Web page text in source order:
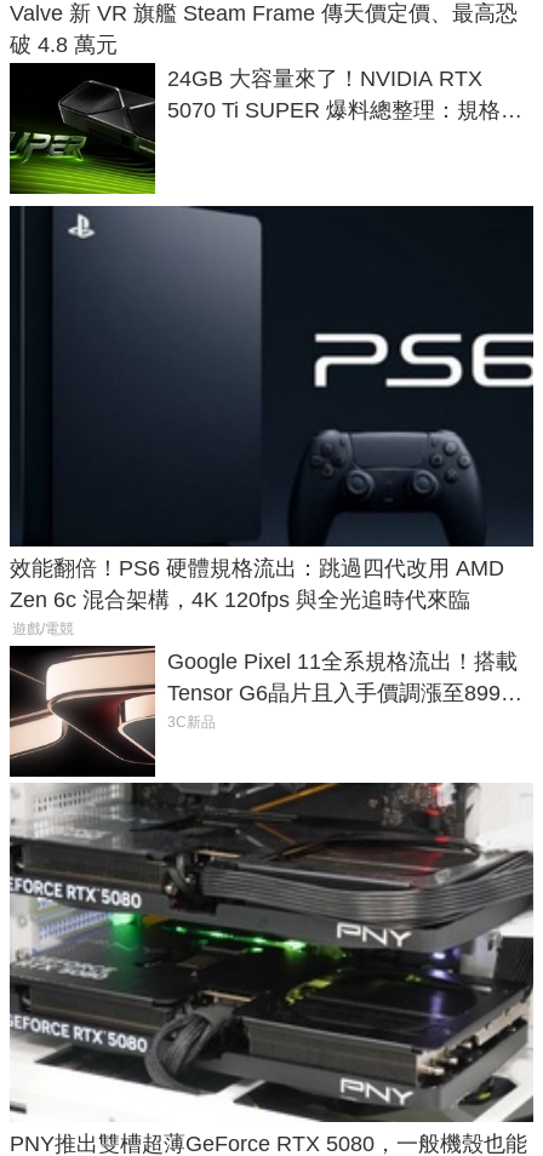
Valve 新 VR 旗艦 Steam Frame 傳天價定價、最高恐
破 4.8 萬元
24GB 大容量來了！NVIDIA RTX
5070 Ti SUPER 爆料總整理：規格、
效能翻倍！PS6 硬體規格流出：跳過四代改用 AMD
Zen 6c 混合架構，4K 120fps 與全光追時代來臨
遊戲/電競
Google Pixel 11全系規格流出！搭載
Tensor G6晶片且入手價調漲至899美
元
3C新品
PNY推出雙槽超薄GeForce RTX 5080，一般機殼也能